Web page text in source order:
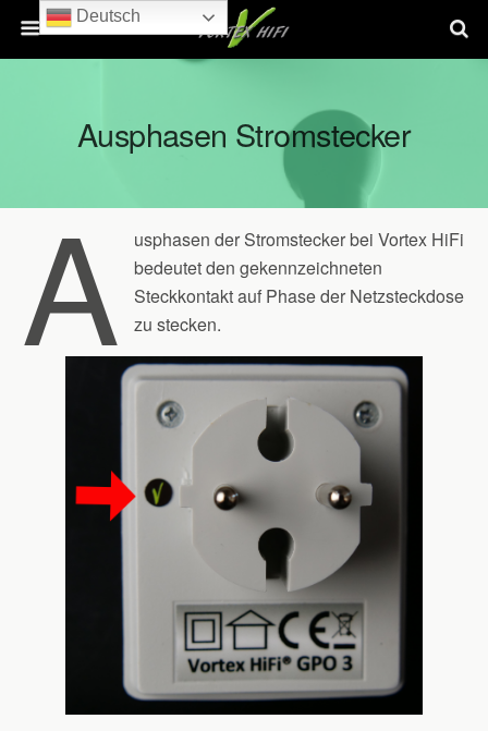
Ausphasen Stromstecker
A
usphasen der Stromstecker bei Vortex HiFi
bedeutet den gekennzeichneten
Steckkontakt auf Phase der Netzsteckdose
zu stecken.
Deutsch